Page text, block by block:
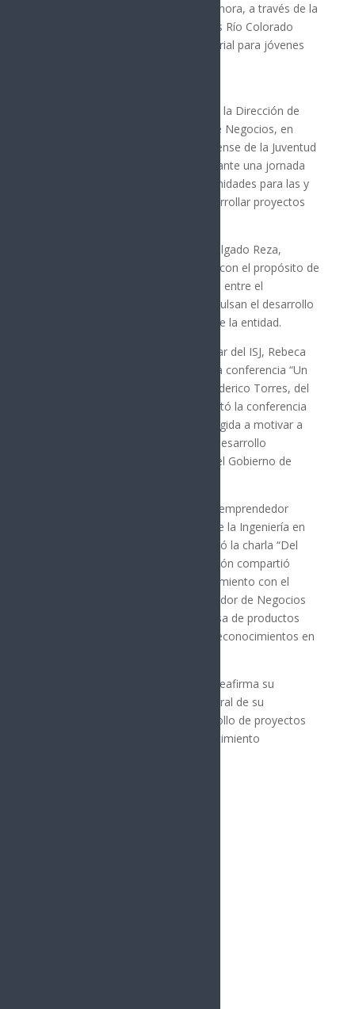
emprendimiento, el Gobierno de Sonora, a través de la
Universidad Tecnológica de San Luis Río Colorado
(Utslrc), realizó un Kick Off Empresarial para jóvenes
La actividad, organizada a través de la Dirección de
Vinculación y el Centro Incubador de Negocios, en
colaboración con el Instituto Sonorense de la Juventud
(ISJ), impulsa el talento juvenil mediante una jornada
dedicada a la generación de oportunidades para las y
los estudiantes interesados en desarrollar proyectos
El rector de la Utslrc, José Arturo Delgado Reza,
subrayó que esta edición se realizó con el propósito de
fortalecer la vinculación institucional entre el
estudiantado y organismos que impulsan el desarrollo
económico en la región fronteriza de la entidad.
Agradeció la participación de la titular del ISJ, Rebeca
Valenzuela Álvarez, quien impartió la conferencia “Un
paso al frente”. Asimismo, César Federico Torres, del
Centro de Incubación del ISJ, presentó la conferencia
“Soy joven y quiero emprender”, dirigida a motivar a
las y los jóvenes a participar en su desarrollo
emprendedor en coordinación con el Gobierno de
A esta jornada también se sumó el emprendedor
Abraham Pérez Carrillo, egresado de la Ingeniería en
Alimentos de la Utslrc, quien impartió la charla “Del
error al éxito”. Durante su intervención compartió
cómo logró consolidar su emprendimiento con el
acompañamiento del Centro Incubador de Negocios
de la institución, llevando su empresa de productos
alimenticios a participar y obtener reconocimientos en
Con este tipo de eventos, la Utslrc reafirma su
compromiso con la formación integral de su
estudiantado, impulsando el desarrollo de proyectos
innovadores y contribuyendo al crecimiento